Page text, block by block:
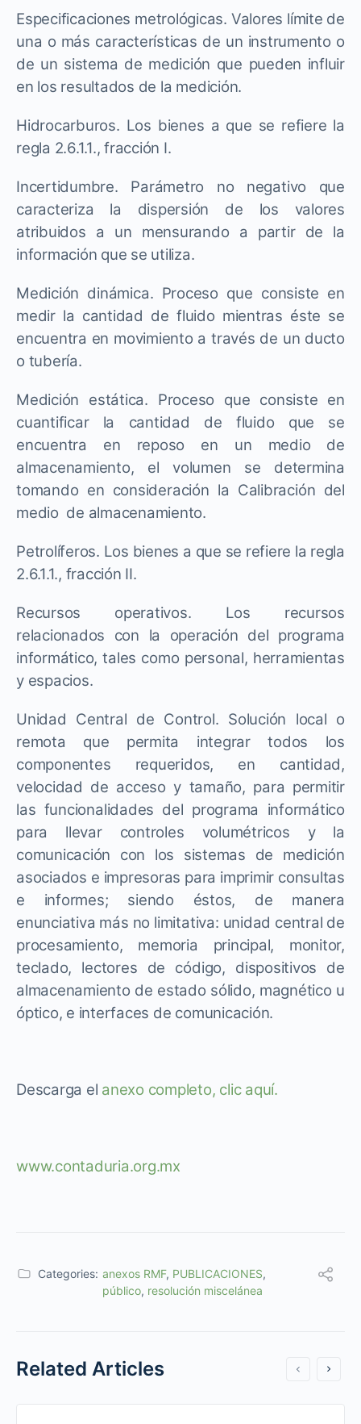
Especificaciones metrológicas. Valores límite de
una o más características de un instrumento o
de un sistema de medición que pueden influir
en los resultados de la medición.
Hidrocarburos. Los bienes a que se refiere la
regla 2.6.1.1., fracción I.
Incertidumbre. Parámetro no negativo que
caracteriza la dispersión de los valores
atribuidos a un mensurando a partir de la
información que se utiliza.
Medición dinámica. Proceso que consiste en
medir la cantidad de fluido mientras éste se
encuentra en movimiento a través de un ducto
o tubería.
Medición estática. Proceso que consiste en
cuantificar la cantidad de fluido que se
encuentra en reposo en un medio de
almacenamiento, el volumen se determina
tomando en consideración la Calibración del
medio de almacenamiento.
Petrolíferos. Los bienes a que se refiere la regla
2.6.1.1., fracción II.
Recursos operativos. Los recursos
relacionados con la operación del programa
informático, tales como personal, herramientas
y espacios.
Unidad Central de Control. Solución local o
remota que permita integrar todos los
componentes requeridos, en cantidad,
velocidad de acceso y tamaño, para permitir
las funcionalidades del programa informático
para llevar controles volumétricos y la
comunicación con los sistemas de medición
asociados e impresoras para imprimir consultas
e informes; siendo éstos, de manera
enunciativa más no limitativa: unidad central de
procesamiento, memoria principal, monitor,
teclado, lectores de código, dispositivos de
almacenamiento de estado sólido, magnético u
óptico, e interfaces de comunicación.
Descarga el anexo completo, clic aquí.
www.contaduria.org.mx
Categories: anexos RMF, PUBLICACIONES,
público, resolución miscelánea
Related Articles